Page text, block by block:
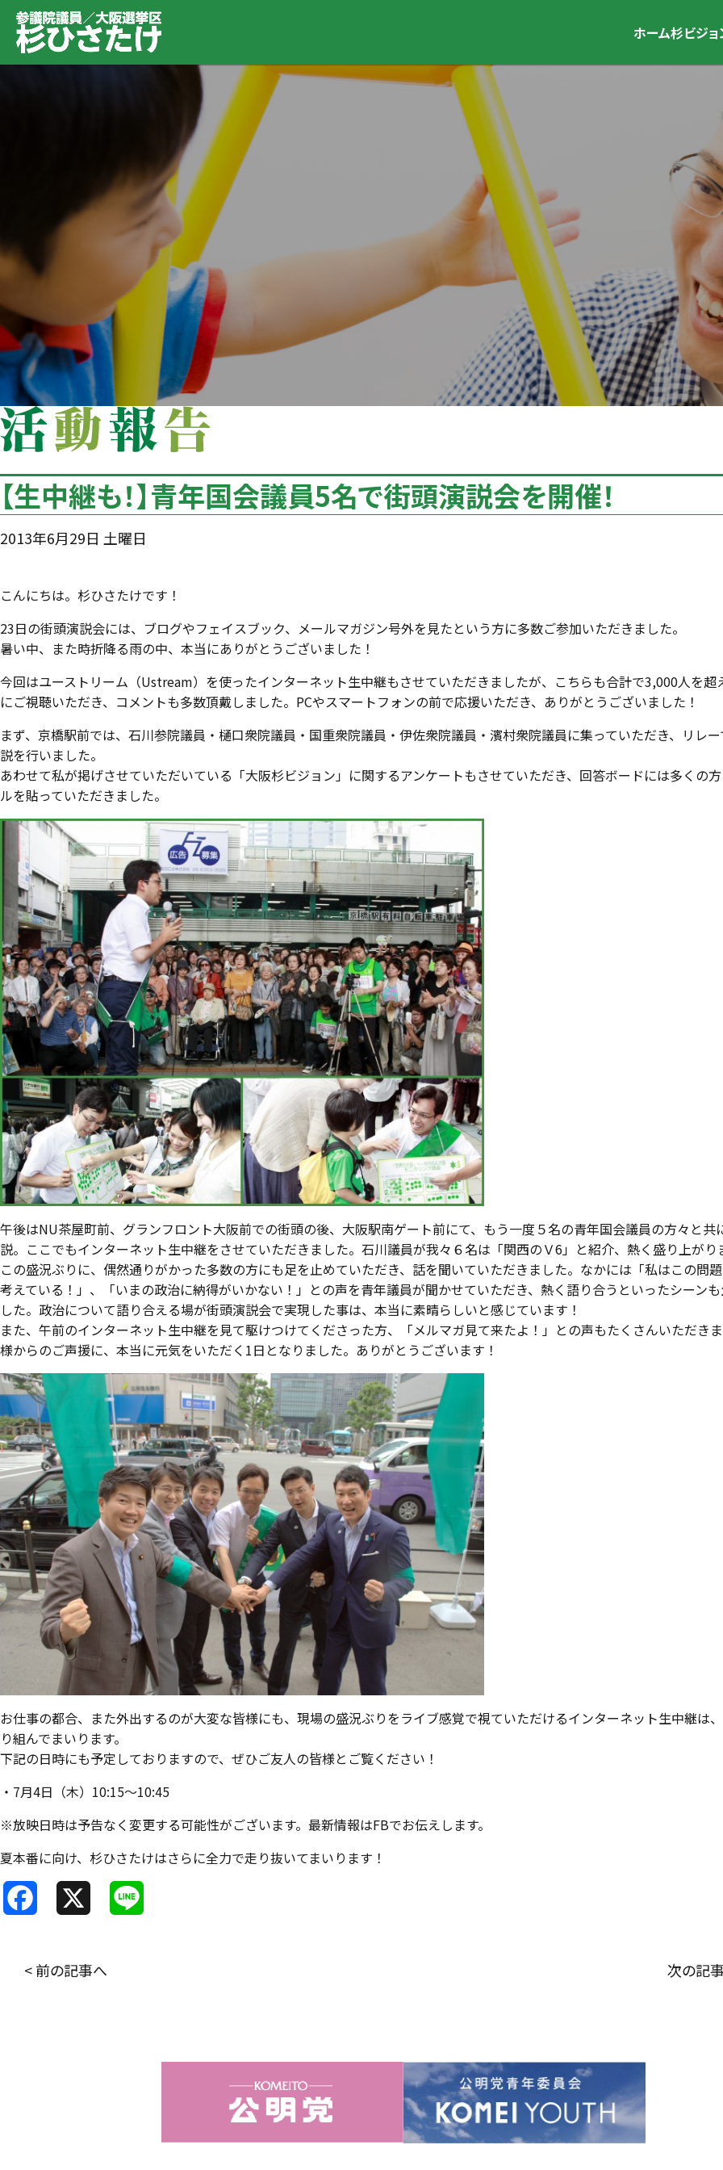
ホーム杉ビジョ
【生中継も！】青年国会議員5名で街頭演説会を開催！
2013年6月29日 土曜日
こんにちは。杉ひさたけです！
23日の街頭演説会には、ブログやフェイスブック、メールマガジン号外を見たという方に多数ご参加いただきました。
暑い中、また時折降る雨の中、本当にありがとうございました！
今回はユーストリーム（Ustream）を使ったインターネット生中継もさせていただきましたが、こちらも合計で3,000人を超
にご視聴いただき、コメントも多数頂戴しました。PCやスマートフォンの前で応援いただき、ありがとうございました！
まず、京橋駅前では、石川参院議員・樋口衆院議員・国重衆院議員・伊佐衆院議員・濱村衆院議員に集っていただき、リレ
説を行いました。
あわせて私が掲げさせていただいている「大阪杉ビジョン」に関するアンケートもさせていただき、回答ボードには多くの
ルを貼っていただきました。
午後はNU茶屋町前、グランフロント大阪前での街頭の後、大阪駅南ゲート前にて、もう一度５名の青年国会議員の方々と共
説。ここでもインターネット生中継をさせていただきました。石川議員が我々６名は「関西のＶ6」と紹介、熱く盛り上がり
この盛況ぶりに、偶然通りがかった多数の方にも足を止めていただき、話を聞いていただきました。なかには「私はこの問
考えている！」、「いまの政治に納得がいかない！」との声を青年議員が聞かせていただき、熱く語り合うといったシーン
した。政治について語り合える場が街頭演説会で実現した事は、本当に素晴らしいと感じています！
また、午前のインターネット生中継を見て駆けつけてくださった方、「メルマガ見て来たよ！」との声もたくさんいただき
様からのご声援に、本当に元気をいただく1日となりました。ありがとうございます！
お仕事の都合、また外出するのが大変な皆様にも、現場の盛況ぶりをライブ感覚で視ていただけるインターネット生中継は
り組んでまいります。
下記の日時にも予定しておりますので、ぜひご友人の皆様とご覧ください！
・7月4日（木）10:15～10:45
※放映日時は予告なく変更する可能性がございます。最新情報はFBでお伝えします。
夏本番に向け、杉ひさたけはさらに全力で走り抜いてまいります！
c
< 前の記事へ 次の記